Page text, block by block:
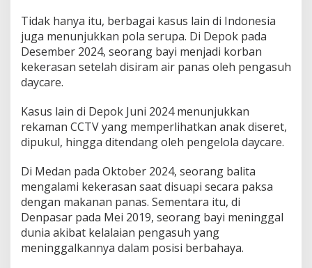
Tidak hanya itu, berbagai kasus lain di Indonesia
juga menunjukkan pola serupa. Di Depok pada
Desember 2024, seorang bayi menjadi korban
kekerasan setelah disiram air panas oleh pengasuh
daycare.
Kasus lain di Depok Juni 2024 menunjukkan
rekaman CCTV yang memperlihatkan anak diseret,
dipukul, hingga ditendang oleh pengelola daycare.
Di Medan pada Oktober 2024, seorang balita
mengalami kekerasan saat disuapi secara paksa
dengan makanan panas. Sementara itu, di
Denpasar pada Mei 2019, seorang bayi meninggal
dunia akibat kelalaian pengasuh yang
meninggalkannya dalam posisi berbahaya.